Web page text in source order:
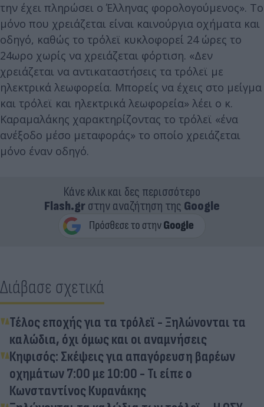
την έχει πληρώσει ο Έλληνας φορολογούμενος». Το
μόνο που χρειάζεται είναι καινούργια οχήματα και
οδηγό, καθώς το τρόλεϊ κυκλοφορεί 24 ώρες το
24ωρο χωρίς να χρειάζεται φόρτιση. «Δεν
χρειάζεται να αντικαταστήσεις τα τρόλεϊ με
ηλεκτρικά λεωφορεία. Μπορείς να έχεις στο μείγμα
και τρόλεϊ και ηλεκτρικά λεωφορεία» λέει ο κ.
Καραμαλάκης χαρακτηρίζοντας το τρόλεϊ «ένα
ανέξοδο μέσο μεταφοράς» το οποίο χρειάζεται
μόνο έναν οδηγό.
Κάνε κλικ και δες περισσότερο
Flash.grστην αναζήτηση της Google
Διάβασε σχετικά
Τέλος εποχής για τα τρόλεϊ - Ξηλώνονται τα
καλώδια, όχι όμως και οι αναμνήσεις
Κηφισός: Σκέψεις για απαγόρευση βαρέων
οχημάτων 7:00 με 10:00 - Τι είπε ο
Κωνσταντίνος Κυρανάκης